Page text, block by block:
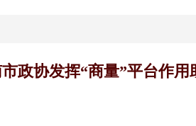
政协发挥“商量”平台作用